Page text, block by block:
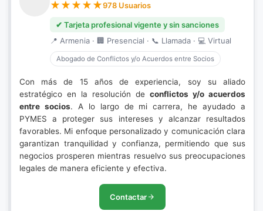
978 Usuarios
✔ Tarjeta profesional vigente y sin sanciones
📍 Armenia · 🏢 Presencial · 📞 Llamada · 💻 Virtual
Abogado de Conflictos y/o Acuerdos entre Socios
Con más de 15 años de experiencia, soy su aliado
estratégico en la resolución de conflictos y/o acuerdos
entre socios. A lo largo de mi carrera, he ayudado a
PYMES a proteger sus intereses y alcanzar resultados
favorables. Mi enfoque personalizado y comunicación clara
garantizan tranquilidad y confianza, permitiendo que sus
negocios prosperen mientras resuelvo sus preocupaciones
legales de manera eficiente y efectiva.
Contactar